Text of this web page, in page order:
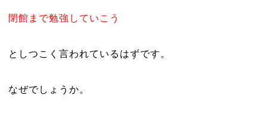
閉館まで勉強していこう
としつこく言われているはずです。
なぜでしょうか。